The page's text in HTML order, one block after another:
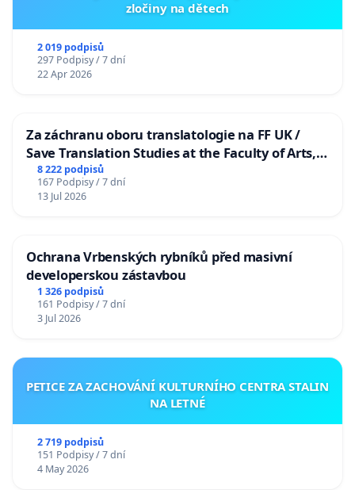
zločiny na dětech
2 019 podpisů
297 Podpisy / 7 dní
22 Apr 2026
Za záchranu oboru translatologie na FF UK /
Save Translation Studies at the Faculty of Arts,
Charles University
8 222 podpisů
167 Podpisy / 7 dní
13 Jul 2026
Ochrana Vrbenských rybníků před masivní
developerskou zástavbou
1 326 podpisů
161 Podpisy / 7 dní
3 Jul 2026
PETICE ZA ZACHOVÁNÍ KULTURNÍHO CENTRA STALIN
NA LETNÉ
2 719 podpisů
151 Podpisy / 7 dní
4 May 2026